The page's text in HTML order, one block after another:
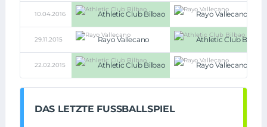
10.04.2016 Athletic Club Bilbao Rayo Vallecano
29.11.2015 Rayo Vallecano Athletic Club Bilbao
22.02.2015 Athletic Club Bilbao Rayo Vallecano
DAS LETZTE FUSSBALLSPIEL